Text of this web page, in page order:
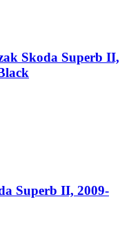
Skoda Superb II,
Superb II, 2009-